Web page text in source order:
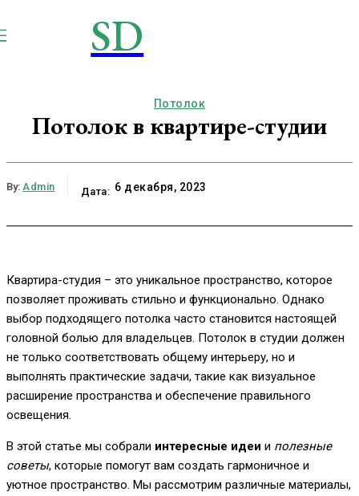
SD
Потолок
Потолок в квартире-студии
By: Admin Дата: 6 декабря, 2023
Квартира-студия – это уникальное пространство, которое
позволяет проживать стильно и функционально. Однако
выбор подходящего потолка часто становится настоящей
головной болью для владельцев. Потолок в студии должен
не только соответствовать общему интерьеру, но и
выполнять практические задачи, такие как визуальное
расширение пространства и обеспечение правильного
освещения.
В этой статье мы собрали интересные идеи и полезные
советы, которые помогут вам создать гармоничное и
уютное пространство. Мы рассмотрим различные материалы,